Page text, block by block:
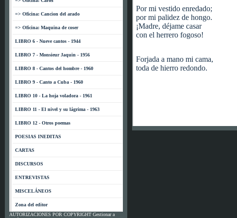
=> Oficina: Cancion del arado
=> Oficina: Maquina de coser
LIBRO 6 - Nueve cantos - 1944
LIBRO 7 - Monsieur Jaquin - 1956
LIBRO 8 - Cantos del hombre - 1960
LIBRO 9 - Canto a Cuba - 1960
LIBRO 10 - La hoja voladora - 1961
LIBRO 11 - El nivel y su lágrima - 1963
LIBRO 12 - Otros poemas
POESIAS INEDITAS
CARTAS
DISCURSOS
ENTREVISTAS
MISCELÁNEOS
Zona del editor
AUTORIZACIONES POR COPYRIGHT Gestionar a
Por mi vestido enredado;
por mi palidez de hongo.
¡Madre, déjame casar
con el herrero fogoso!
Forjada a mano mi cama,
toda de hierro redondo.